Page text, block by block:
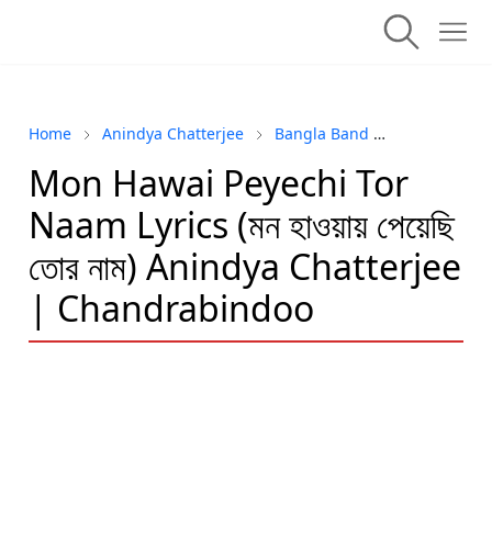
Home Anindya Chatterjee Bangla Band
Mon Hawai Peyechi Tor
Naam Lyrics (মন হাওয়ায় পেয়েছি
তোর নাম) Anindya Chatterjee
| Chandrabindoo